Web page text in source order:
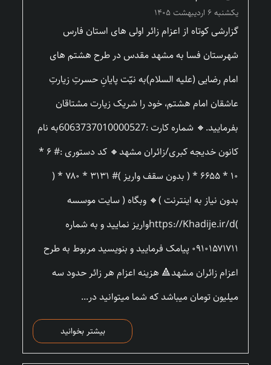
یکشنبه ۶ اردیبهشت ۱۴۰۵
گزارشی کوتاه از اعزام زائر اولی های استان فارس
شهرستان فسا به مشهد مقدس در طرح هشتم های
امام رضایی (علیه السلام)به نیّت پایانِ حسرتِ زیارتِ
عاشقان امام هشتم، خود را شریک زیارت مشتاقان
بفرمایید.🔸 شماره کارت :6063737010000527به نام
کانون خدیجه کبری/زائران مشهد🔸 کد دستوری :# ۶ *
۱۰ * ۶۶۵۵ * ( بدون سقف واریز )# ۳۱۳۱ * ۷۸۰ * (
بدون نیاز به اینترنت )🔸 وبگاه ( سایت موسسه
)https://Khadije.ir/dواریز نمایید و به شماره
۰۹۱۰۱۵۷۱۷۱۱ پیامک فرمایید و بنویسید مربوط به طرح
اعزام زائران مشهد🔺 هزینه اعزام هر زائر حدود سه
میلیون تومان میباشد که شما میتوانید در...
بیشتر بخوانید